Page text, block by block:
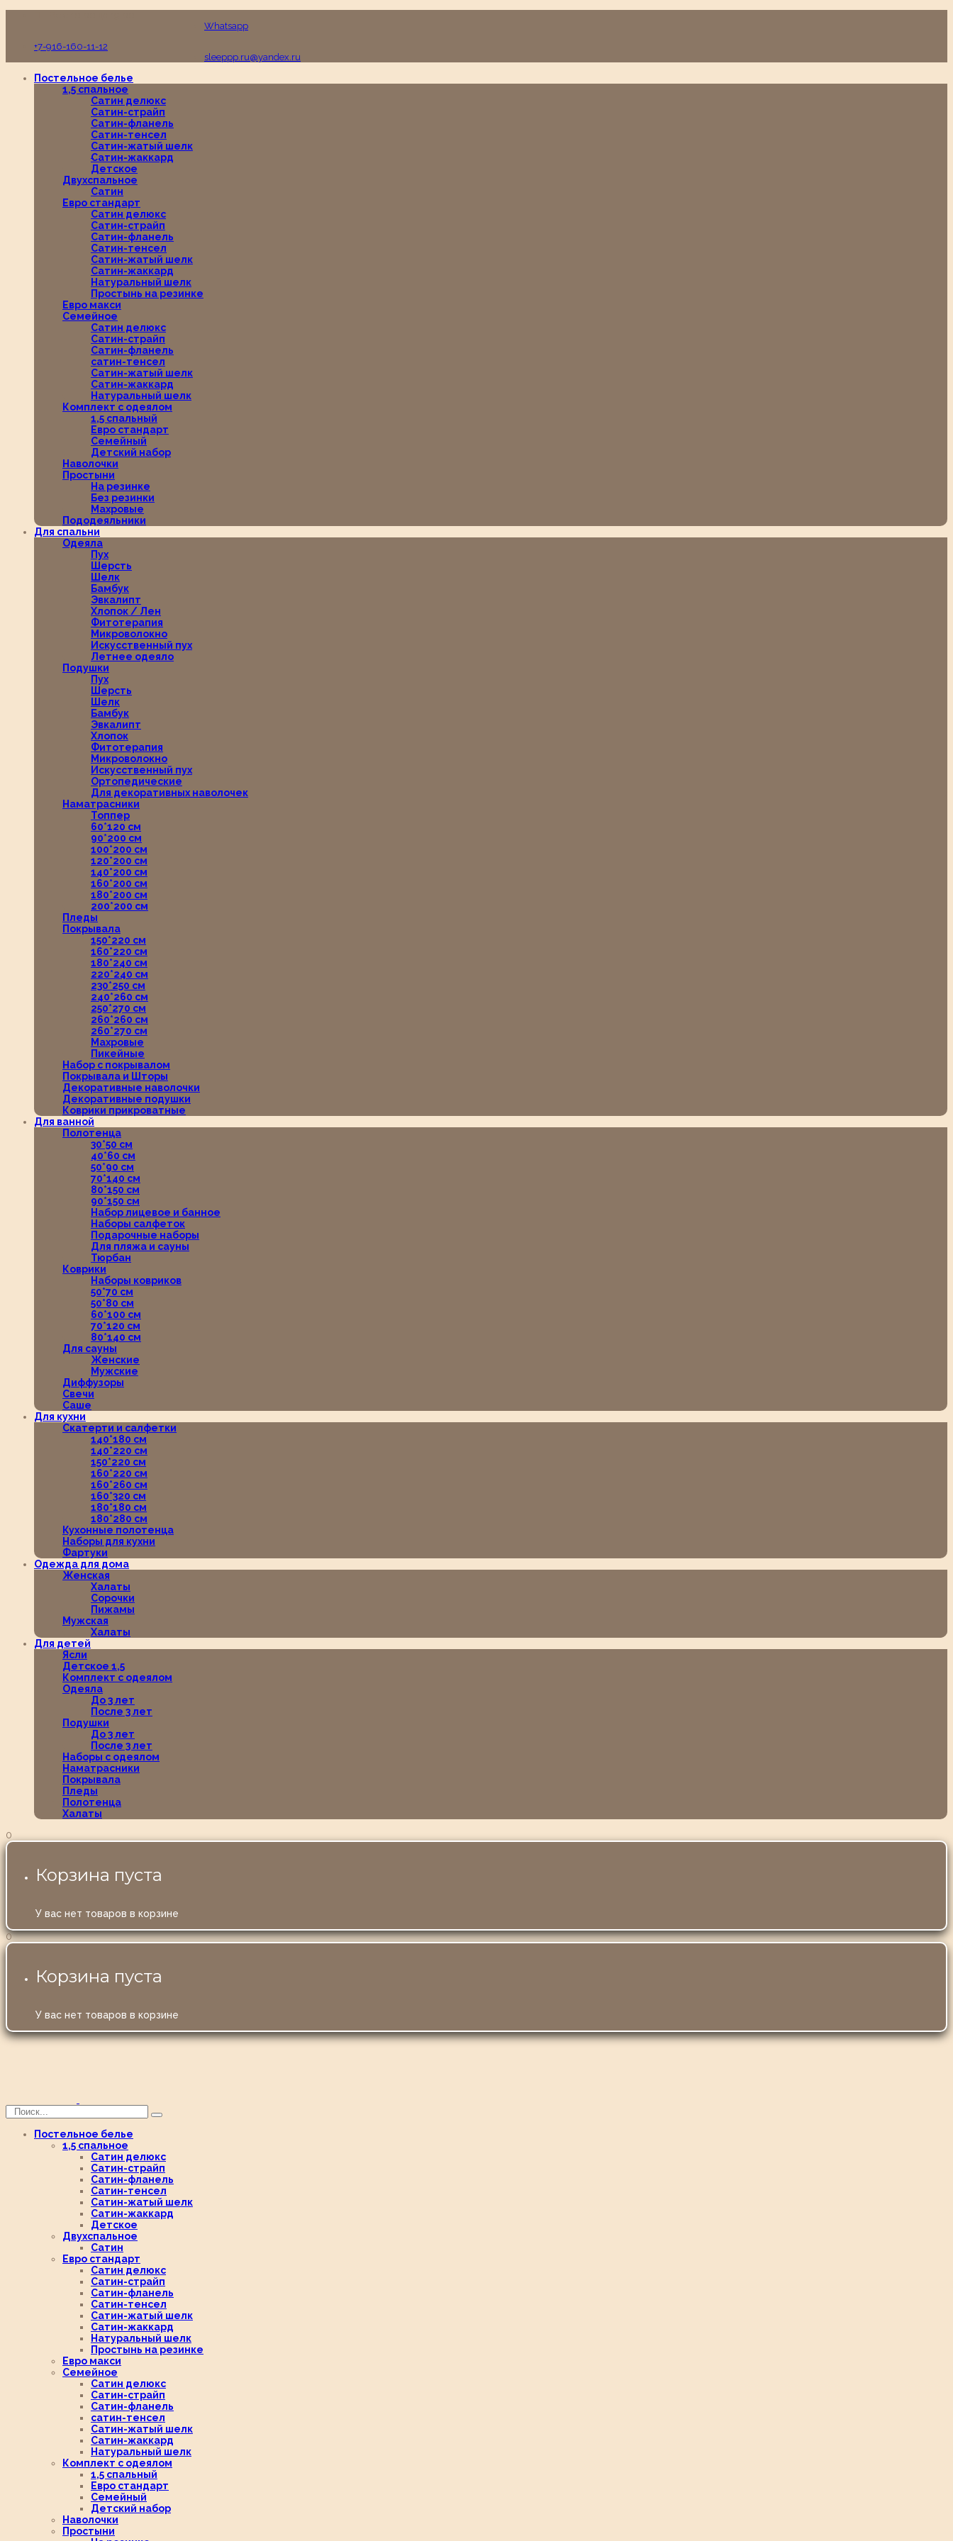
Whatsapp
+7-916-160-11-12
sleeppp.ru@yandex.ru
Постельное белье
1,5 спальное
Сатин делюкс
Сатин-страйп
Сатин-фланель
Сатин-тенсел
Сатин-жатый шелк
Сатин-жаккард
Детское
Двухспальное
Сатин
Евро стандарт
Сатин делюкс
Сатин-страйп
Сатин-фланель
Сатин-тенсел
Сатин-жатый шелк
Сатин-жаккард
Натуральный шелк
Простынь на резинке
Евро макси
Семейное
Сатин делюкс
Сатин-страйп
Сатин-фланель
сатин-тенсел
Сатин-жатый шелк
Сатин-жаккард
Натуральный шелк
Комплект с одеялом
1,5 спальный
Евро стандарт
Семейный
Детский набор
Наволочки
Простыни
На резинке
Без резинки
Махровые
Пододеяльники
Для спальни
Одеяла
Пух
Шерсть
Шелк
Бамбук
Эвкалипт
Хлопок / Лен
Фитотерапия
Микроволокно
Искусственный пух
Летнее одеяло
Подушки
Пух
Шерсть
Шелк
Бамбук
Эвкалипт
Хлопок
Фитотерапия
Микроволокно
Искусственный пух
Ортопедические
Для декоративных наволочек
Наматрасники
Топпер
60*120 см
90*200 см
100*200 см
120*200 см
140*200 см
160*200 см
180*200 см
200*200 см
Пледы
Покрывала
150*220 см
160*220 см
180*240 см
220*240 см
230*250 см
240*260 см
250*270 см
260*260 см
260*270 см
Махровые
Пикейные
Набор с покрывалом
Покрывала и Шторы
Декоративные наволочки
Декоративные подушки
Коврики прикроватные
Для ванной
Полотенца
30*50 см
40*60 см
50*90 см
70*140 см
80*150 см
90*150 см
Набор лицевое и банное
Наборы салфеток
Подарочные наборы
Для пляжа и сауны
Тюрбан
Коврики
Наборы ковриков
50*70 см
50*80 см
60*100 см
70*120 см
80*140 см
Для сауны
Женские
Мужские
Диффузоры
Свечи
Саше
Для кухни
Скатерти и салфетки
140*180 см
140*220 см
150*220 см
160*220 см
160*260 см
160*320 см
180*180 см
180*280 см
Кухонные полотенца
Наборы для кухни
Фартуки
Одежда для дома
Женская
Халаты
Сорочки
Пижамы
Мужская
Халаты
Для детей
Ясли
Детское 1,5
Комплект с одеялом
Одеяла
До 3 лет
После 3 лет
Подушки
До 3 лет
После 3 лет
Наборы с одеялом
Наматрасники
Покрывала
Пледы
Полотенца
Халаты
0
Корзина пуста
У вас нет товаров в корзине
0
Корзина пуста
У вас нет товаров в корзине
Постельное белье
1,5 спальное
Сатин делюкс
Сатин-страйп
Сатин-фланель
Сатин-тенсел
Сатин-жатый шелк
Сатин-жаккард
Детское
Двухспальное
Сатин
Евро стандарт
Сатин делюкс
Сатин-страйп
Сатин-фланель
Сатин-тенсел
Сатин-жатый шелк
Сатин-жаккард
Натуральный шелк
Простынь на резинке
Евро макси
Семейное
Сатин делюкс
Сатин-страйп
Сатин-фланель
сатин-тенсел
Сатин-жатый шелк
Сатин-жаккард
Натуральный шелк
Комплект с одеялом
1,5 спальный
Евро стандарт
Семейный
Детский набор
Наволочки
Простыни